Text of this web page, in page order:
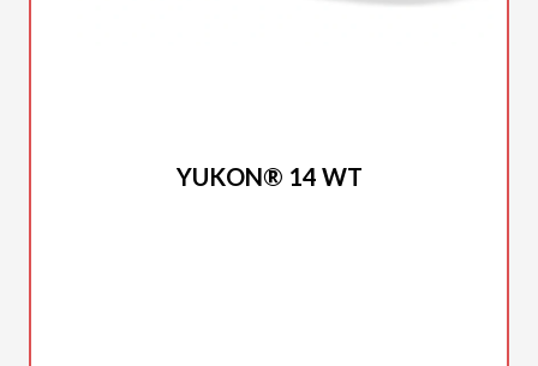
YUKON® 14 WT